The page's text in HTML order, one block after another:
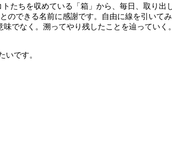
たちを収めている「箱」から、毎日、取り出
のできる名前に感謝です。自由に線を引いて
でなく。溯ってやり残したことを辿っていく
いです。